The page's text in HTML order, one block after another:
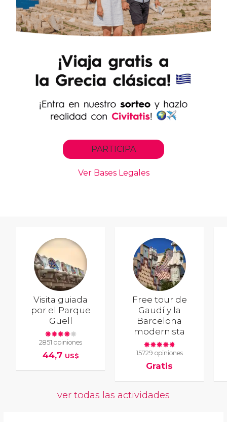
Visita guiada
por el Parque
Güell
2851 opiniones
44,7 US$
Free tour de
Gaudí y la
Barcelona
modernista
15729 opiniones
Gratis
ver todas las actividades